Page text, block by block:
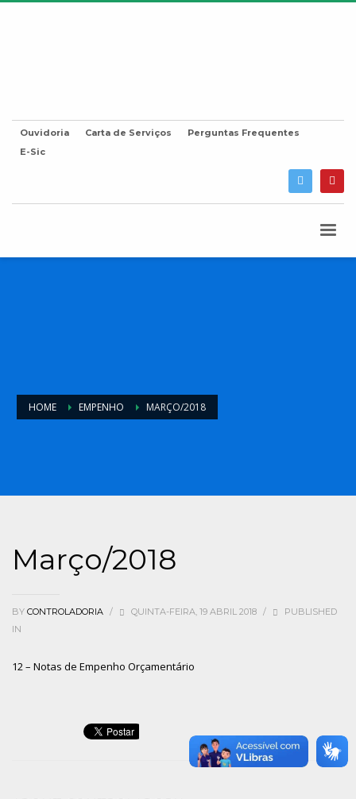
Ouvidoria Carta de Serviços
Perguntas Frequentes
E-Sic
HOME EMPENHO MARÇO/2018
Março/2018
BY CONTROLADORIA / QUINTA-FEIRA, 19 ABRIL 2018 /
PUBLISHED
IN
12 – Notas de Empenho Orçamentário